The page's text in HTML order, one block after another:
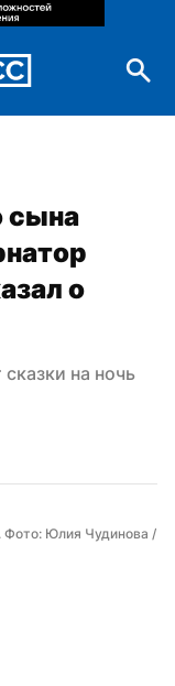
сына
о
на ночь
Фото: Юлия Чудинова /